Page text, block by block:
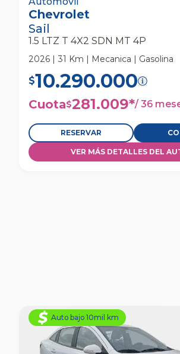
Automovil
Chevrolet
Sail
1.5 LTZ T 4X2 SDN MT 4P
2026 | 31 Km | Mecanica | Gasolina
$10.290.000
Cuota$281.009*/ 36
RESERVAR
VER MÁS DETALLES DEL
Auto bajo 10mil km